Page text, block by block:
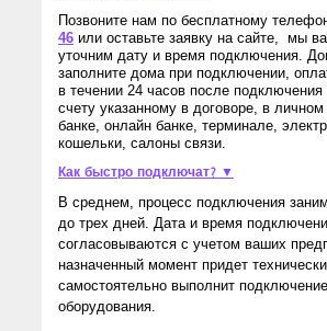
Позвоните нам по бесплатному
46 или оставьте заявку на сайте, мы
уточним дату и время подключения.
заполните дома при подключении,
в течении 24 часов после
счету указанному в договоре, в личном
банке, онлайн банке, терминале,
кошельки, салоны связи.
Как быстро подключат? ▼
В среднем, процесс подключения
до трех дней. Дата и время
согласовываются с учетом ваших
назначенный момент придет
самостоятельно выполнит
оборудования.